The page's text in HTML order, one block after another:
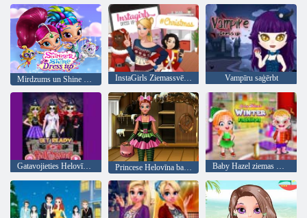
InstaGirls Ziemassvētku saģērbt Vampīru saģērbt
Gatavojieties Helovīnam Princese Helovīna ballīte Baby Hazel ziemas mode